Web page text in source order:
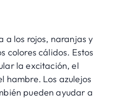
a los rojos, naranjas y
colores cálidos. Estos
la excitación, el
hambre. Los azulejos
pueden ayudar a